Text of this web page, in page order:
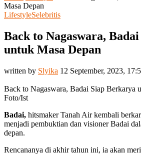
Masa Depan
LifestyleSelebritis
Back to Nagaswara,
untuk Masa Depan
written by Slyika 12 September, 2023,
Back to Nagaswara, Badai Siap Berkarya
Foto/Ist
Badai, hitsmaker Tanah Air kembali
menjadi pembuktian dan visioner Badai
depan.
Rencananya di akhir tahun ini, ia akan